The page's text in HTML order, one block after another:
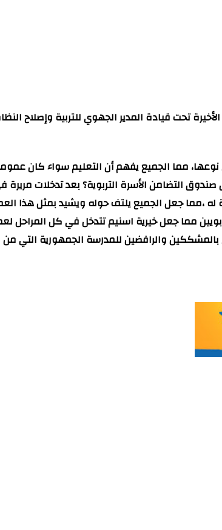
تحت قيادة المدير الجهوي للتربية وإصلاح
مما الجميع يفهم أن التعليم سواء كان
التضامن الأسرة التربوية؟ بعد تدخلات
جعل الجميع يلتف حوله ويشيد بمثل هذا
مما جعل خيرية اسنيم تتدخل في كل المراحل لعم
بالمشككين والرافضين للمدرسة الجمهورية التي